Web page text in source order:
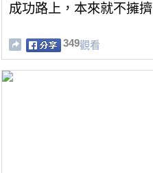
成功路上，本來就不擁擠
349觀看